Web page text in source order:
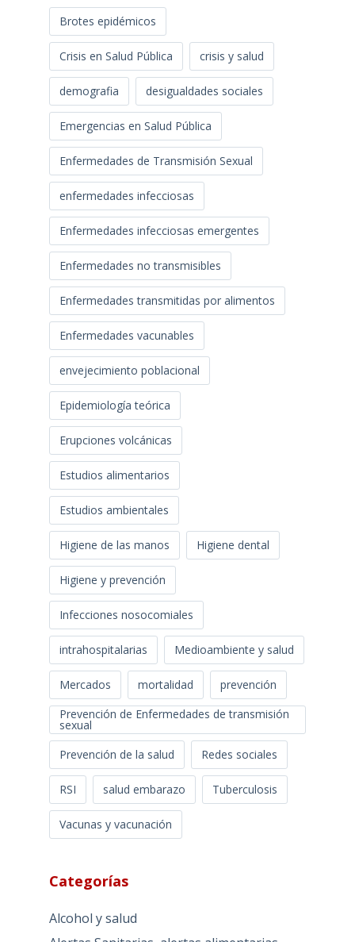
Brotes epidémicos
Crisis en Salud Pública crisis y salud
demografia desigualdades sociales
Emergencias en Salud Pública
Enfermedades de Transmisión Sexual
enfermedades infecciosas
Enfermedades infecciosas emergentes
Enfermedades no transmisibles
Enfermedades transmitidas por alimentos
Enfermedades vacunables
envejecimiento poblacional
Epidemiología teórica
Erupciones volcánicas
Estudios alimentarios
Estudios ambientales
Higiene de las manos Higiene dental
Higiene y prevención
Infecciones nosocomiales
intrahospitalarias Medioambiente y salud
Mercados mortalidad
prevención
Prevención de Enfermedades de transmisión
sexual
Prevención de la salud
Redes sociales
RSI salud embarazo Tuberculosis
Vacunas y vacunación
Categorías
Alcohol y salud